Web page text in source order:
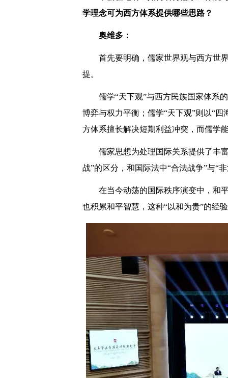
学理念可为西方体系提供哪些思路？
奥维多：
首先要明确，儒家世界观与西方世
提。
儒学“天下观”与西方民族国家体系
博弈与权力平衡；儒学“天下观”则以“
方体系擅长解决短期利益冲突，而儒学
儒家思想为处理国际关系提供了丰
战”的区分，和国际法中“合法战争”与“
在当今动荡的国际秩序演变中，和
也积累和平智慧，这种“以和为贵”的经